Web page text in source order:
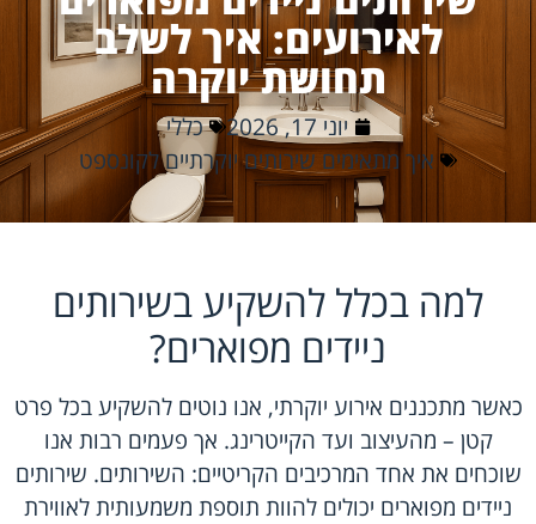
לאירועים: איך לשלב
תחושת יוקרה
יוני 17, 2026
כללי
איך מתאימים שירותים יוקרתיים לקונספט
למה בכלל להשקיע בשירותים
ניידים מפוארים?
כאשר מתכננים אירוע יוקרתי, אנו נוטים להשקיע בכל פרט
קטן – מהעיצוב ועד הקייטרינג. אך פעמים רבות אנו
שוכחים את אחד המרכיבים הקריטיים: השירותים. שירותים
ניידים מפוארים יכולים להוות תוספת משמעותית לאווירת